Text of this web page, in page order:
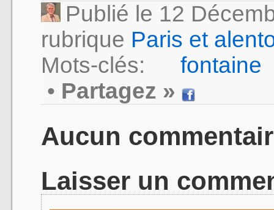
Publié le 12
rubrique Paris et
Mots-clés:
• Partagez »
Aucun
Laisser un